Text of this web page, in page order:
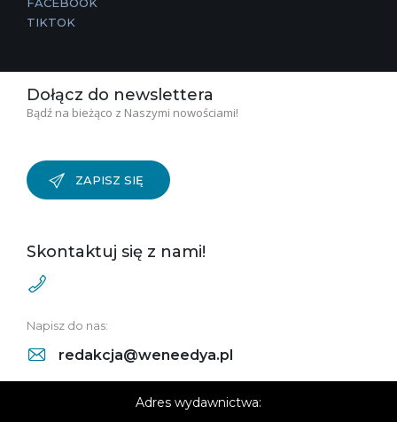
FACEBOOK
TIKTOK
Dołącz do newslettera
Bądź na bieżąco z Naszymi nowościami!
ZAPISZ SIĘ
Skontaktuj się z nami!
Napisz do nas:
redakcja@weneedya.pl
Adres wydawnictwa: